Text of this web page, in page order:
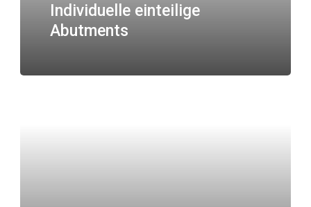
Individuelle einteilige
Abutments